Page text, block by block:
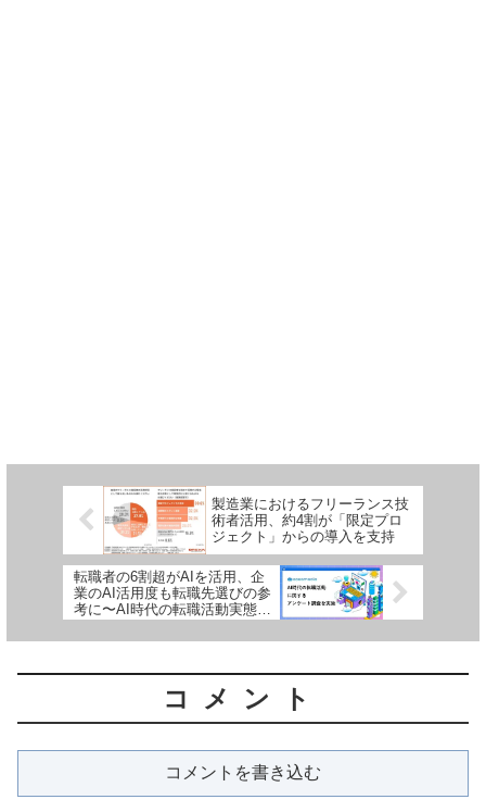
製造業におけるフリーランス技
術者活用、約4割が「限定プロ
ジェクト」からの導入を支持
転職者の6割超がAIを活用、企
業のAI活用度も転職先選びの参
考に〜AI時代の転職活動実態調
コメント
コメントを書き込む